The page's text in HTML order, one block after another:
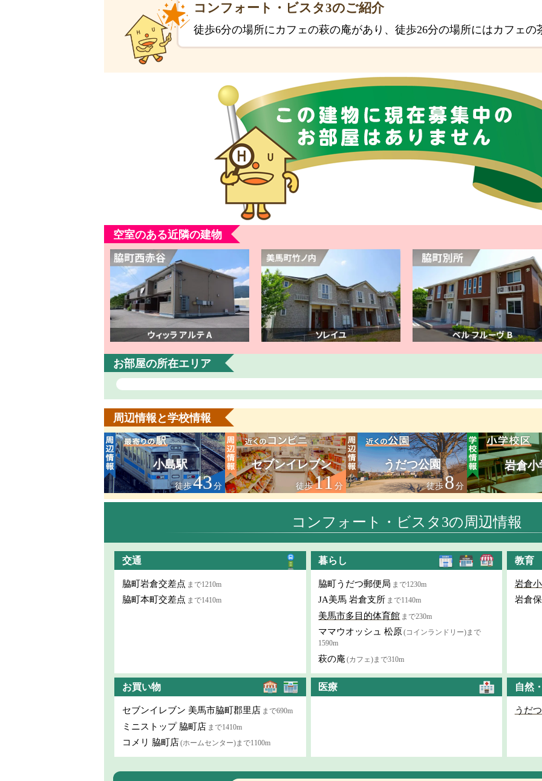
コンフォート・ビスタ3のご紹介
徒歩6分の場所にカフェの萩の庵があり、徒歩26分の場所にはカフェ
空室のある近隣の建物
お部屋の所在エリア
周辺情報と学校情報
小島駅
徒歩43分
セブンイレブン
徒歩11分
うだつ公園
徒歩8分
岩倉小
コンフォート・ビスタ3の周辺情報
交通
脇町岩倉交差点 まで1210m
脇町本町交差点 まで1410m
暮らし
脇町うだつ郵便局 まで1230m
JA美馬 岩倉支所 まで1140m
美馬市多目的体育館 まで230m
ママウオッシュ 松原 (コインランドリー)まで
1590m
萩の庵 (カフェ)まで310m
教育
岩倉
岩倉
お買い物
セブンイレブン 美馬市脇町郡里店 まで690m
ミニストップ 脇町店 まで1410m
コメリ 脇町店(ホームセンター)まで1100m
医療 自然
うだ